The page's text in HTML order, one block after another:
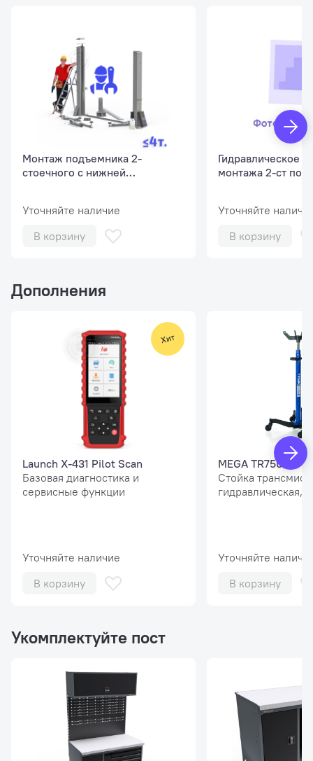
Монтаж подъемника 2-
стоечного с нижней
Уточняйте наличие
В корзину
Гидравлическое
монтажа 2-ст
Уточняйте
В корзину
Дополнения
Launch X-431 Pilot Scan
Базовая диагностика и
сервисные функции
Уточняйте наличие
В корзину
MEGA TR750
Стойка
гидравлическая,
Уточняйте
В корзину
Укомплектуйте пост